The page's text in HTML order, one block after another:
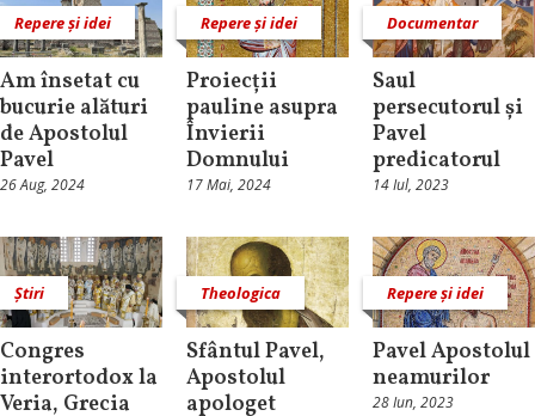
Repere și idei
Am însetat cu
bucurie alături
de Apostolul
Pavel
26 Aug, 2024
Repere și idei
Proiecții
pauline asupra
Învierii
Domnului
17 Mai, 2024
Documentar
Saul
persecutorul și
Pavel
predicatorul
14 Iul, 2023
Știri
Congres
interortodox la
Veria, Grecia
Theologica
Sfântul Pavel,
Apostolul
apologet
Repere și idei
Pavel Apostolul
neamurilor
28 Iun, 2023